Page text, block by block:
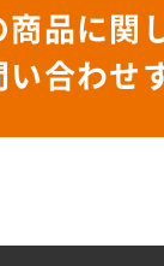
商品に関
い合わせ